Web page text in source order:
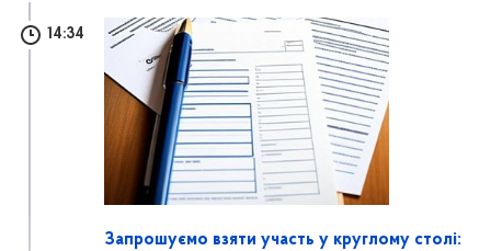
14:34
Запрошуємо взяти участь у круглому столі: